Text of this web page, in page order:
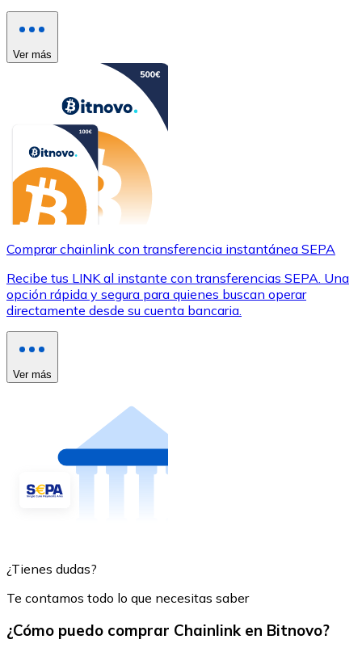
Ver más
Comprar chainlink con transferencia instantánea SEPA
Recibe tus LINK al instante con transferencias SEPA. Una
opción rápida y segura para quienes buscan operar
directamente desde su cuenta bancaria.
Ver más
¿Tienes dudas?
Te contamos todo lo que necesitas saber
¿Cómo puedo comprar Chainlink en Bitnovo?